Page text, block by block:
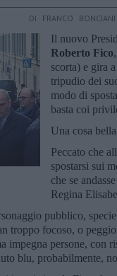
DI FRANCO
Il nuovo
Roberto Fico
scorta) e gira
tripudio dei
modo di
basta coi
Una cosa
Peccato che
spostarsi sui
che se
Regina
pubblico,
troppo focoso, o
impegna persone, con
blu, probabilmente,